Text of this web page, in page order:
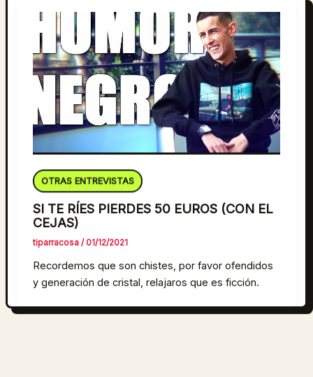
OTRAS ENTREVISTAS
SI TE RÍES PIERDES 50 EUROS (CON EL
CEJAS)
tiparracosa/ 01/12/2021
Recordemos que son chistes, por favor ofendidos
y generación de cristal, relajaros que es ficción.